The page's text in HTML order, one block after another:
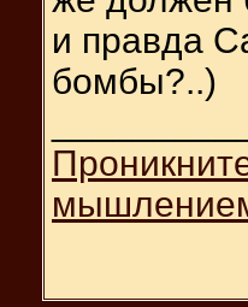
и правда
бомбы?..)